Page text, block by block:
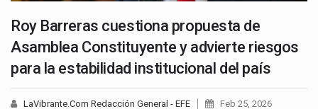
Roy Barreras cuestiona propuesta de
Asamblea Constituyente y advierte riesgos
para la estabilidad institucional del país
LaVibrante.Com Redacción General - EFE Feb 25, 2026